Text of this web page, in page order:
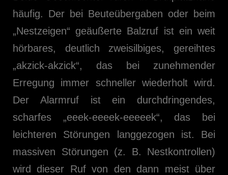
häufig. Der bei Beuteübergaben oder beim
„Nestzeigen“ geäußerte Balzruf ist ein weit
hörbares, deutlich zweisilbiges, gereihtes
„akzick-akzick“, das bei zunehmender
Erregung immer schneller wiederholt wird.
Der Alarmruf ist ein durchdringendes,
scharfes „eeek-eeeek-eeeeek“, das bei
leichteren Störungen langgezogen ist. Bei
massiven Störungen (z. B. Nestkontrollen)
wird dieser Ruf von den dann meist über